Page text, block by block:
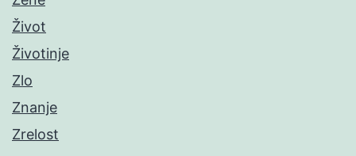
Život
Životinje
Zlo
Znanje
Zrelost